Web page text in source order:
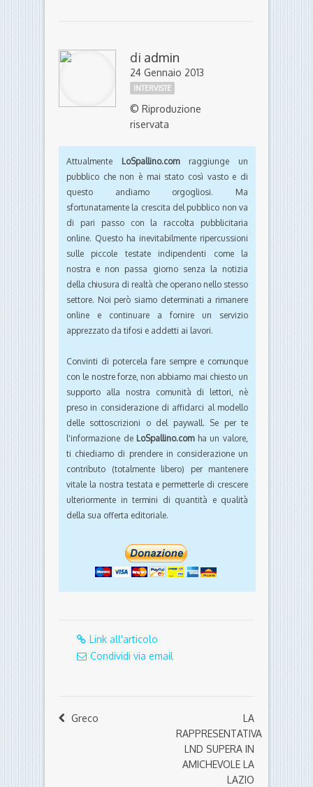
di admin
24 Gennaio 2013
INTERVISTE
© Riproduzione
riservata
Attualmente LoSpallino.comraggiunge un
pubblico che non è mai stato così vasto e di
questo andiamo orgogliosi. Ma
sfortunatamente la crescita del pubblico non va
di pari passo con la raccolta pubblicitaria
online. Questo ha inevitabilmente ripercussioni
sulle piccole testate indipendenti come la
nostra e non passa giorno senza la notizia
della chiusura di realtà che operano nello stesso
settore. Noi però siamo determinati a rimanere
online e continuare a fornire un servizio
apprezzato da tifosi e addetti ai lavori.
Convinti di potercela fare sempre e comunque
con le nostre forze, non abbiamo mai chiesto un
supporto alla nostra comunità di lettori, nè
preso in considerazione di affidarci al modello
delle sottoscrizioni o del paywall. Se per te
l'informazione de LoSpallino.comha un valore,
ti chiediamo di prendere in considerazione un
contributo (totalmente libero) per mantenere
vitale la nostra testata e permetterle di crescere
ulteriormente in termini di quantità e qualità
della sua offerta editoriale.
Link all'articolo
Condividi via email
Greco
LA
RAPPRESENTATIVA
LND SUPERA IN
AMICHEVOLE LA
LAZIO